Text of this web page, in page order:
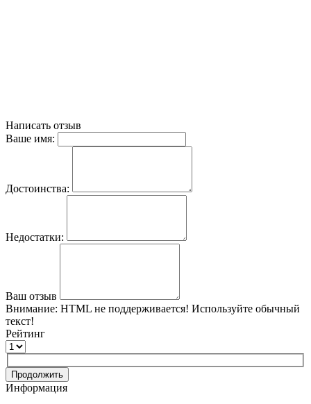
Написать отзыв
Ваше имя:
Достоинства:
Недостатки:
Ваш отзыв
Внимание: HTML не поддерживается! Используйте обычный
текст!
Рейтинг
Продолжить
Информация